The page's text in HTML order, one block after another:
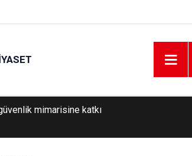
18 tarihi obje ele geçirildi